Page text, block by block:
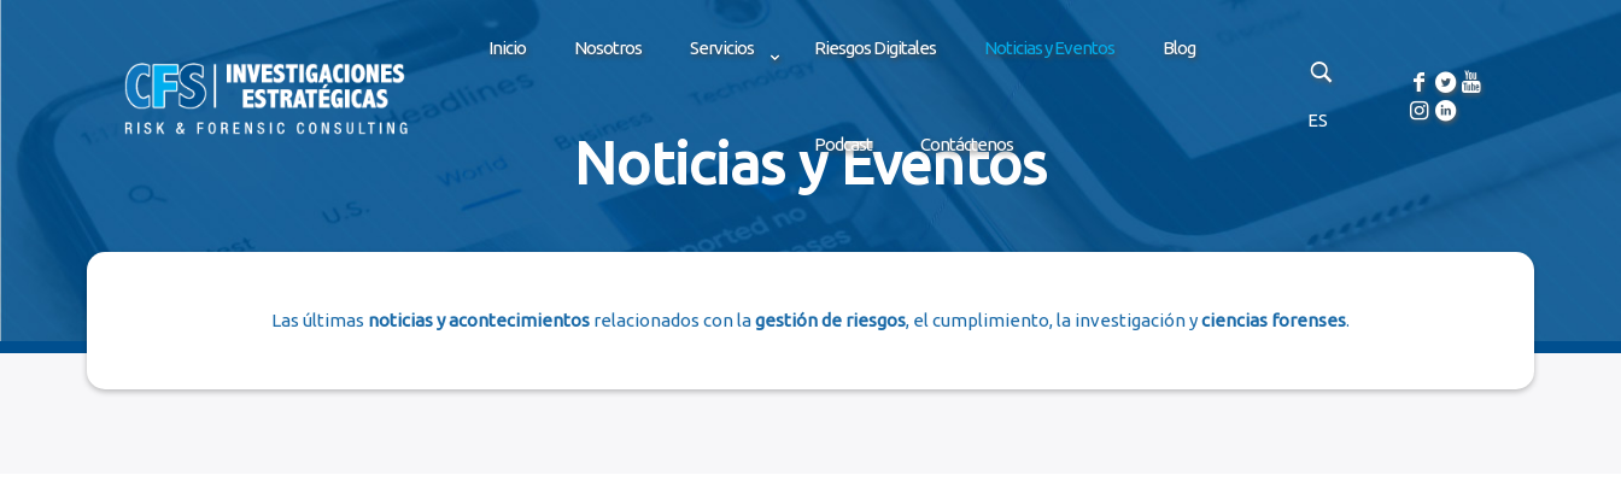
Inicio Nosotros Servicios Riesgos Digitales Noticias y Eventos Blog
Podcast Contáctenos
ES
Noticias y Eventos
Las últimas noticias y acontecimientos relacionados con lagestión de riesgos, el cumplimiento, la investigación yciencias forenses.